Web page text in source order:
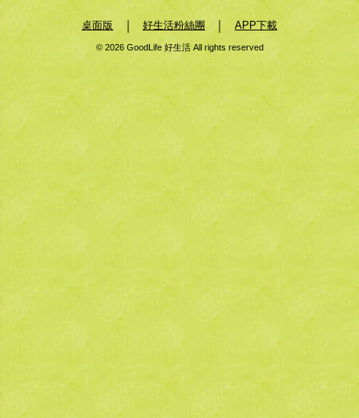
桌面版 好生活粉絲團 APP下載
© 2026 GoodLife 好生活 All rights reserved